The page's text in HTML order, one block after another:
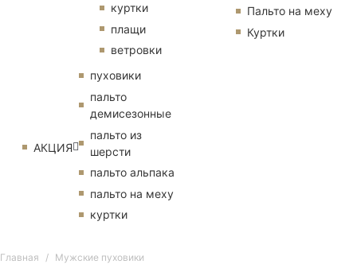
куртки
плащи
ветровки
АКЦИЯ
пуховики
пальто
демисезонные
пальто из
шерсти
пальто альпака
пальто на меху
куртки
Пальто на меху
Куртки
Главная Мужские пуховики